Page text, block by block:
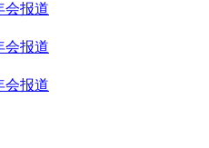
会报道
会报道
会报道